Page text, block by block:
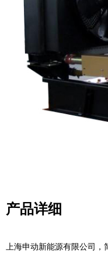
产品详细
上海申动新能源有限公司